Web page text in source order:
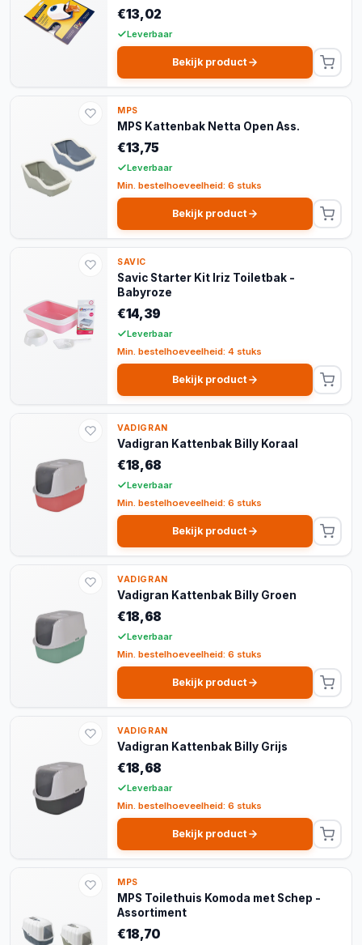
€13,02
Leverbaar
Bekijk product
MPS
MPS Kattenbak Netta Open Ass.
€13,75
Leverbaar
Min. bestelhoeveelheid: 6 stuks
Bekijk product
SAVIC
Savic Starter Kit Iriz Toiletbak -
Babyroze
€14,39
Leverbaar
Min. bestelhoeveelheid: 4 stuks
Bekijk product
VADIGRAN
Vadigran Kattenbak Billy Koraal
€18,68
Leverbaar
Min. bestelhoeveelheid: 6 stuks
Bekijk product
VADIGRAN
Vadigran Kattenbak Billy Groen
€18,68
Leverbaar
Min. bestelhoeveelheid: 6 stuks
Bekijk product
VADIGRAN
Vadigran Kattenbak Billy Grijs
€18,68
Leverbaar
Min. bestelhoeveelheid: 6 stuks
Bekijk product
MPS
MPS Toilethuis Komoda met Schep -
Assortiment
€18,70